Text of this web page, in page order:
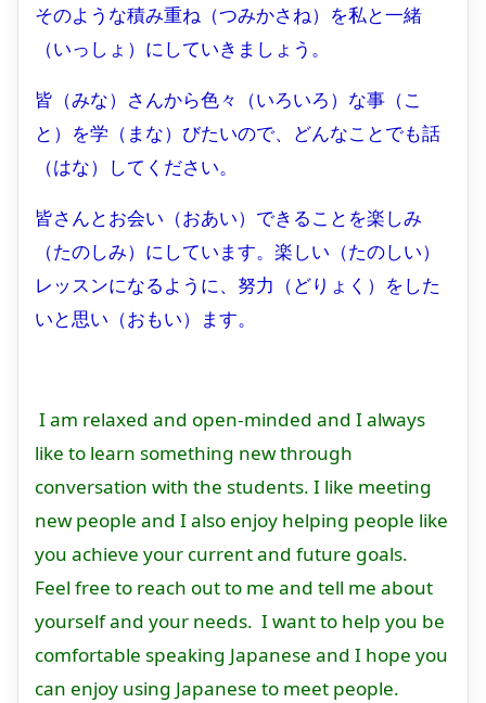
そのような積み重ね（つみかさね）を私と一緒
（いっしょ）にしていきましょう。
皆（みな）さんから色々（いろいろ）な事（こ
と）を学（まな）びたいので、どんなことでも話
（はな）してください。
皆さんとお会い（おあい）できることを楽しみ
（たのしみ）にしています。楽しい（たのしい）
レッスンになるように、努力（どりょく）をした
いと思い（おもい）ます。
I am relaxed and open-minded and I always
like to learn something new through
conversation with the students. I like meeting
new people and I also enjoy helping people like
you achieve your current and future goals.
Feel free to reach out to me and tell me about
yourself and your needs. I want to help you be
comfortable speaking Japanese and I hope you
can enjoy using Japanese to meet people.